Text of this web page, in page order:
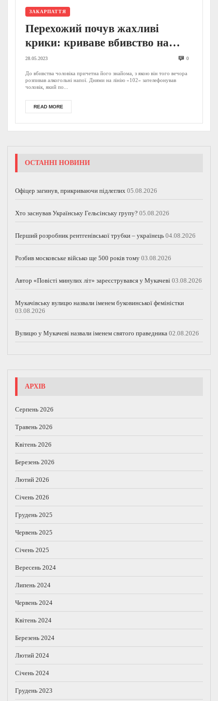
ЗАКАРПАТТЯ
Перехожий почув жахливі
крики: криваве вбивство на
Мукачівщині – у поліції
розповіли що сталося (ФОТО)
28.05.2023 0
До вбивства чоловіка причетна його знайома, з якою він того вечора
розпивав алкогольні напої. Днями на лінію «102» зателефонував
чоловік, який по...
READ MORE
ОСТАННІ НОВИНИ
Офіцер загинув, прикриваючи підлеглих 05.08.2026
Хто заснував Українську Гельсінську групу? 05.08.2026
Перший розробник рентгенівської трубки – українець 04.08.2026
Розбив московське військо ще 500 років тому 03.08.2026
Автор «Повісті минулих літ» зареєструвався у Мукачеві 03.08.2026
Мукачівську вулицю назвали іменем буковинської феміністки
03.08.2026
Вулицю у Мукачеві назвали іменем святого праведника 02.08.2026
АРХІВ
Серпень 2026
Травень 2026
Квітень 2026
Березень 2026
Лютий 2026
Січень 2026
Грудень 2025
Червень 2025
Січень 2025
Вересень 2024
Липень 2024
Червень 2024
Квітень 2024
Березень 2024
Лютий 2024
Січень 2024
Грудень 2023